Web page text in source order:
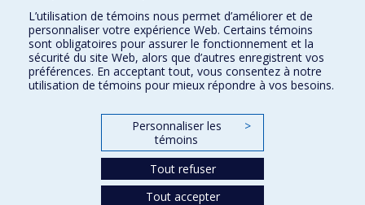
Réadaptation
Directions
DPC
CPASS
L’utilisation de témoins nous permet d’améliorer et de
personnaliser votre expérience Web. Certains témoins
sont obligatoires pour assurer le fonctionnement et la
sécurité du site Web, alors que d’autres enregistrent vos
préférences. En acceptant tout, vous consentez à notre
utilisation de témoins pour mieux répondre à vos besoins.
Personnaliser les
témoins
>
Tout refuser
Tout accepter